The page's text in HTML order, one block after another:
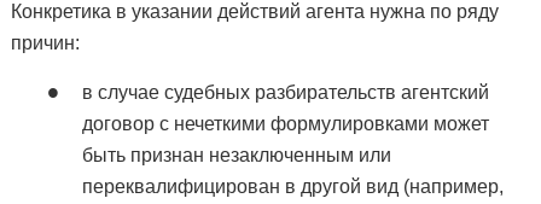
Конкретика в указании действий агента нужна по ряду
причин:
в случае судебных разбирательств агентский
договор с нечеткими формулировками может
быть признан незаключенным или
переквалифицирован в другой вид (например,